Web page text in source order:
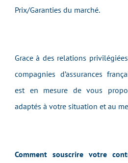
Prix/Garanties du marché.
Grace à des relations
compagnies d’assurances
est en mesure de vous
adaptés à votre situation et au
Comment souscrire votre